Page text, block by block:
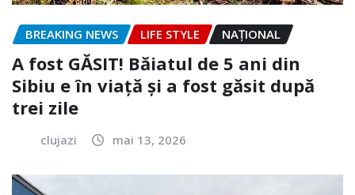
BREAKING NEWS LIFE STYLE NAŢIONAL
A fost GĂSIT! Băiatul de 5 ani din
Sibiu e în viață și a fost găsit după
trei zile
clujazi mai 13, 2026